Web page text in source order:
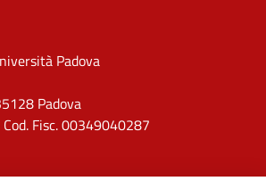
Padova
Padova
Fisc. 00349040287